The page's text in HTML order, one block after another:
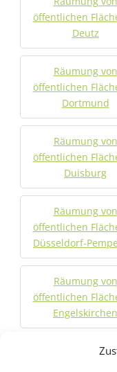
öffentlichen
Deutz
Räumung von
öffentlichen
Dortmund
Räumung von
öffentlichen
Duisburg
Räumung von
öffentlichen
Düsseldorf-
Räumung von
öffentlichen
Engelskirchen
Räumung von